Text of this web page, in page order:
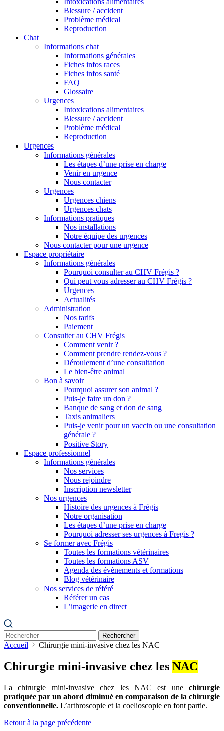
Blessure / accident
Problème médical
Reproduction
Chat
Informations chat
Informations générales
Fiches infos races
Fiches infos santé
FAQ
Glossaire
Urgences
Intoxications alimentaires
Blessure / accident
Problème médical
Reproduction
Urgences
Informations générales
Les étapes d’une prise en charge
Venir en urgence
Nous contacter
Urgences
Urgences chiens
Urgences chats
Informations pratiques
Nos installations
Notre équipe des urgences
Nous contacter pour une urgence
Espace propriétaire
Informations générales
Pourquoi consulter au CHV Frégis ?
Qui peut vous adresser au CHV Frégis ?
Urgences
Actualités
Administration
Nos tarifs
Paiement
Consulter au CHV Frégis
Comment venir ?
Comment prendre rendez-vous ?
Déroulement d’une consultation
Le bien-être animal
Bon à savoir
Pourquoi assurer son animal ?
Puis-je faire un don ?
Banque de sang et don de sang
Taxis animaliers
Puis-je venir pour un vaccin ou une consultation
générale ?
Positive Story
Espace professionnel
Informations générales
Nos services
Nous rejoindre
Inscription newsletter
Nos urgences
Histoire des urgences à Frégis
Notre organisation
Les étapes d’une prise en charge
Pourquoi adresser ses urgences à Fregis ?
Se former avec Frégis
Toutes les formations vétérinaires
Toutes les formations ASV
Agenda des évènements et formations
Blog vétérinaire
Nos services de référé
Référer un cas
L’imagerie en direct
Rechercher
Accueil Chirurgie mini-invasive chez les NAC
Chirurgie mini-invasive chez les NAC
La chirurgie mini-invasive chez les NAC est une chirurgie
pratiquée par un abord diminué en comparaison de la chirurgie
conventionnelle. L’arthroscopie et la coelioscopie en font partie.
Retour à la page précédente